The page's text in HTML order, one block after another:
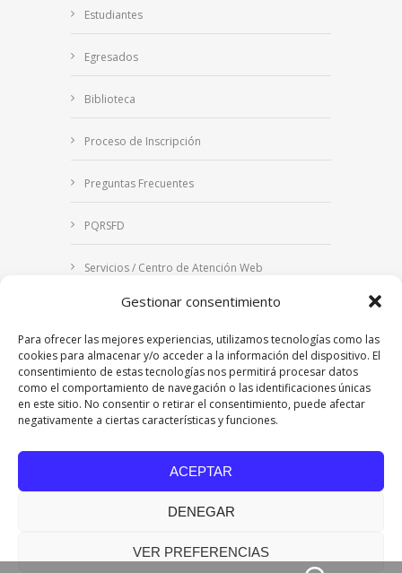
Gestionar consentimiento
Para ofrecer las mejores experiencias, utilizamos tecnologías como las
cookies para almacenar y/o acceder a la información del dispositivo. El
consentimiento de estas tecnologías nos permitirá procesar datos
como el comportamiento de navegación o las identificaciones únicas
en este sitio. No consentir o retirar el consentimiento, puede afectar
negativamente a ciertas características y funciones.
ACEPTAR
DENEGAR
VER PREFERENCIAS
Estudiantes
Egresados
Biblioteca
Proceso de Inscripción
Preguntas Frecuentes
PQRSFD
Servicios / Centro de Atención Web
Correo Institucional
Notificaciones judiciales
| Personería Jurídica Resolución
7542 de mayo de 1982
Acreditación Institucional en Alta Calidad
Ministerio de Educación Nacional.